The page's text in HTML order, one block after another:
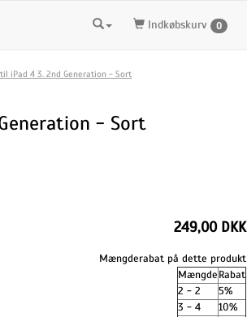
Indkøbskurv 0
iPad 4 3. 2nd Generation - Sort
- Sort
249,00 DKK
Mængderabat på dette produkt
MængdeRabat
2 - 2
5%
3 - 4
10%